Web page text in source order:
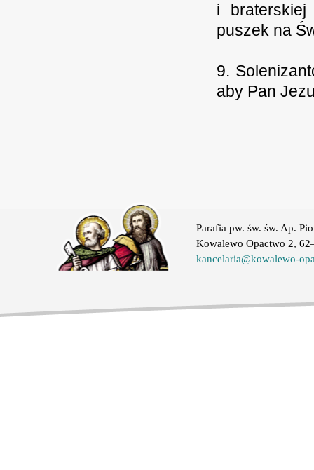
i
puszek na
9.
aby Pan
Parafia pw. św. św. Ap.
Kowalewo Opactwo 2,
kancelaria@kowalewo-